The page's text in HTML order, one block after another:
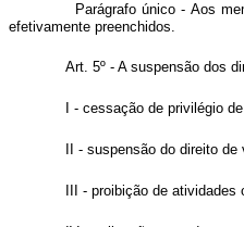
Parágrafo único - Aos
efetivamente preenchidos.
Art. 5º - A suspensão
I - cessação de privilégio
II - suspensão do direito
III - proibição de